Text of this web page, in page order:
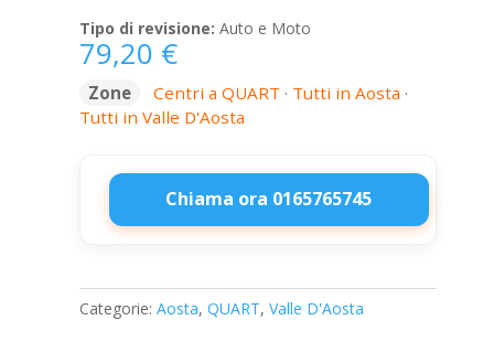
Tipo di revisione: Auto e Moto
79,20 €
Zone Centri a QUART · Tutti in Aosta ·
Tutti in Valle D'Aosta
Chiama ora 0165765745
AUTORIPARAZIONI
S.N.C.
DI
Categorie: Aosta, QUART, Valle D'Aosta